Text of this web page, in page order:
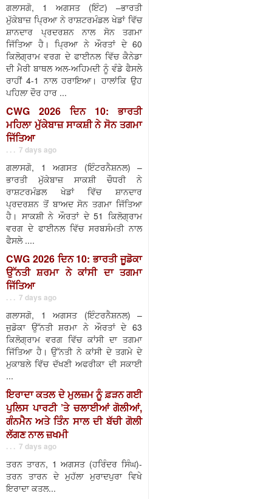
ਗਲਾਸਗੋ, 1 ਅਗਸਤ (ਇੰਟ) –ਭਾਰਤੀ
ਮੁੱਕੇਬਾਜ਼ ਪ੍ਰਿਆ ਨੇ ਰਾਸ਼ਟਰਮੰਡਲ ਖੇਡਾਂ ਵਿੱਚ
ਸ਼ਾਨਦਾਰ ਪ੍ਰਦਰਸ਼ਨ ਨਾਲ ਸੋਨ ਤਗਮਾ
ਜਿੱਤਿਆ ਹੈ। ਪ੍ਰਿਆ ਨੇ ਔਰਤਾਂ ਦੇ 60
ਕਿਲੋਗ੍ਰਾਮ ਵਰਗ ਦੇ ਫਾਈਨਲ ਵਿੱਚ ਕੈਨੇਡਾ
ਦੀ ਮੈਰੀ ਬਾਥਲ ਅਲ-ਅਹਿਮਦੀ ਨੂੰ ਵੰਡੇ ਫੈਸਲੇ
ਰਾਹੀਂ 4-1 ਨਾਲ ਹਰਾਇਆ। ਹਾਲਾਂਕਿ ਉਹ
ਪਹਿਲਾ ਦੌਰ ਹਾਰ ...
CWG 2026 ਦਿਨ 10: ਭਾਰਤੀ
ਮਹਿਲਾ ਮੁੱਕੇਬਾਜ਼ ਸਾਕਸ਼ੀ ਨੇ ਸੋਨ ਤਗਮਾ
ਜਿੱਤਿਆ
. . . 7 days ago
ਗਲਾਸਗੋ, 1 ਅਗਸਤ (ਇੰਟਰਨੈਸ਼ਨਲ) –
ਭਾਰਤੀ ਮੁੱਕੇਬਾਜ਼ ਸਾਕਸ਼ੀ ਚੌਧਰੀ ਨੇ
ਰਾਸ਼ਟਰਮੰਡਲ ਖੇਡਾਂ ਵਿੱਚ ਸ਼ਾਨਦਾਰ
ਪ੍ਰਦਰਸ਼ਨ ਤੋਂ ਬਾਅਦ ਸੋਨ ਤਗਮਾ ਜਿੱਤਿਆ
ਹੈ। ਸਾਕਸ਼ੀ ਨੇ ਔਰਤਾਂ ਦੇ 51 ਕਿਲੋਗ੍ਰਾਮ
ਵਰਗ ਦੇ ਫਾਈਨਲ ਵਿੱਚ ਸਰਬਸੰਮਤੀ ਨਾਲ
ਫੈਸਲੇ ....
CWG 2026 ਦਿਨ 10: ਭਾਰਤੀ ਜੂਡੋਕਾ
ਉੱਨਤੀ ਸ਼ਰਮਾ ਨੇ ਕਾਂਸੀ ਦਾ ਤਗਮਾ
ਜਿੱਤਿਆ
. . . 7 days ago
ਗਲਾਸਗੋ, 1 ਅਗਸਤ (ਇੰਟਰਨੈਸ਼ਨਲ) –
ਜੁਡੋਕਾ ਉੱਨਤੀ ਸ਼ਰਮਾ ਨੇ ਔਰਤਾਂ ਦੇ 63
ਕਿਲੋਗ੍ਰਾਮ ਵਰਗ ਵਿੱਚ ਕਾਂਸੀ ਦਾ ਤਗਮਾ
ਜਿੱਤਿਆ ਹੈ। ਉੱਨਤੀ ਨੇ ਕਾਂਸੀ ਦੇ ਤਗਮੇ ਦੇ
ਮੁਕਾਬਲੇ ਵਿੱਚ ਦੱਖਣੀ ਅਫਰੀਕਾ ਦੀ ਸਕਾਈ
...
ਇਰਾਦਾ ਕਤਲ ਦੇ ਮੁਲਜ਼ਮ ਨੂੰ ਫ਼ੜਨ ਗਈ
ਪੁਲਿਸ ਪਾਰਟੀ ’ਤੇ ਚਲਾਈਆਂ ਗੋਲੀਆਂ,
ਗੰਨਮੈਨ ਅਤੇ ਤਿੰਨ ਸਾਲ ਦੀ ਬੱਚੀ ਗੋਲੀ
ਲੱਗਣ ਨਾਲ ਜ਼ਖਮੀ
. . . 7 days ago
ਤਰਨ ਤਾਰਨ, 1 ਅਗਸਤ (ਹਰਿੰਦਰ ਸਿੰਘ)-
ਤਰਨ ਤਾਰਨ ਦੇ ਮੁਹੱਲਾ ਮੁਰਾਦਪੁਰਾ ਵਿਖੇ
ਇਰਾਦਾ ਕਤਲ...